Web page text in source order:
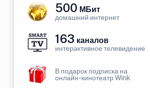
500 МБит
домашний интернет
163 каналов
интерактивное телевидение
В подарок подписка на
онлайн-кинотеатр Wink